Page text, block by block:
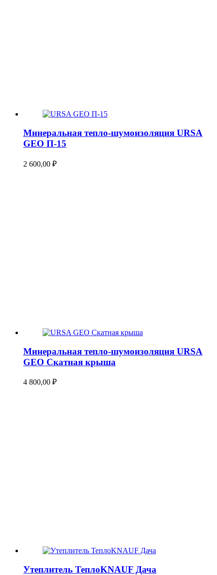
Минеральная тепло-шумоизоляция URSA
GEO П-15
2 600,00 ₽
Минеральная тепло-шумоизоляция URSA
GEO Скатная крыша
4 800,00 ₽
Утеплитель ТеплоKNAUF Дача